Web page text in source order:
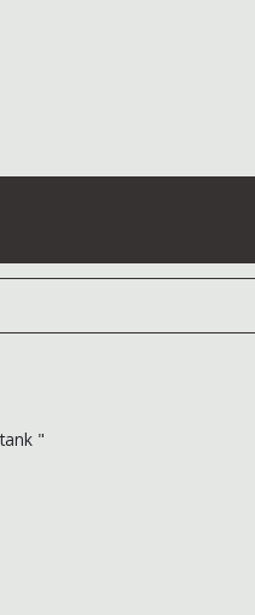
"